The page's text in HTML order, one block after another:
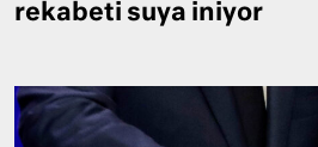
rekabeti suya iniyor